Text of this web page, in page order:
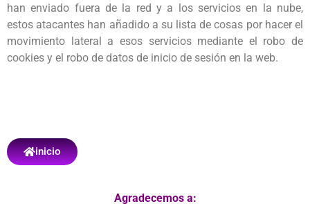
han enviado fuera de la red y a los servicios en la nube,
estos atacantes han añadido a su lista de cosas por hacer el
movimiento lateral a esos servicios mediante el robo de
cookies y el robo de datos de inicio de sesión en la web.
inicio
Agradecemos a: